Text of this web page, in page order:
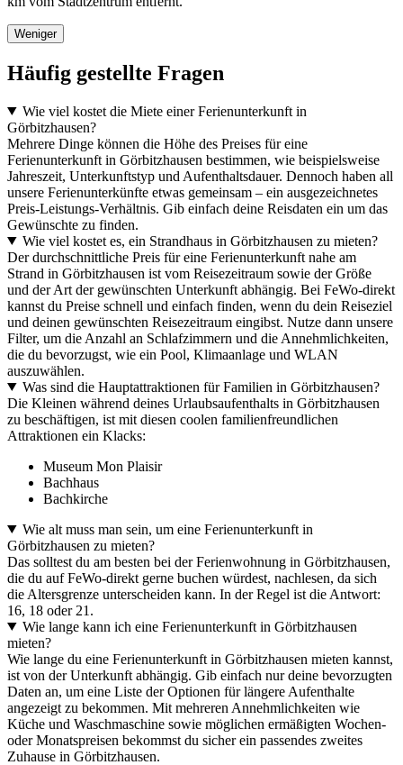
Weniger
Häufig gestellte Fragen
Wie viel kostet die Miete einer Ferienunterkunft in
Görbitzhausen?
Mehrere Dinge können die Höhe des Preises für eine
Ferienunterkunft in Görbitzhausen bestimmen, wie beispielsweise
Jahreszeit, Unterkunftstyp und Aufenthaltsdauer. Dennoch haben all
unsere Ferienunterkünfte etwas gemeinsam – ein ausgezeichnetes
Preis-Leistungs-Verhältnis. Gib einfach deine Reisdaten ein um das
Gewünschte zu finden.
Wie viel kostet es, ein Strandhaus in Görbitzhausen zu mieten?
Der durchschnittliche Preis für eine Ferienunterkunft nahe am
Strand in Görbitzhausen ist vom Reisezeitraum sowie der Größe
und der Art der gewünschten Unterkunft abhängig. Bei FeWo-direkt
kannst du Preise schnell und einfach finden, wenn du dein Reiseziel
und deinen gewünschten Reisezeitraum eingibst. Nutze dann unsere
Filter, um die Anzahl an Schlafzimmern und die Annehmlichkeiten,
die du bevorzugst, wie ein Pool, Klimaanlage und WLAN
auszuwählen.
Was sind die Hauptattraktionen für Familien in Görbitzhausen?
Die Kleinen während deines Urlaubsaufenthalts in Görbitzhausen
zu beschäftigen, ist mit diesen coolen familienfreundlichen
Attraktionen ein Klacks:
Museum Mon Plaisir
Bachhaus
Bachkirche
Wie alt muss man sein, um eine Ferienunterkunft in
Görbitzhausen zu mieten?
Das solltest du am besten bei der Ferienwohnung in Görbitzhausen,
die du auf FeWo-direkt gerne buchen würdest, nachlesen, da sich
die Altersgrenze unterscheiden kann. In der Regel ist die Antwort:
16, 18 oder 21.
Wie lange kann ich eine Ferienunterkunft in Görbitzhausen
mieten?
Wie lange du eine Ferienunterkunft in Görbitzhausen mieten kannst,
ist von der Unterkunft abhängig. Gib einfach nur deine bevorzugten
Daten an, um eine Liste der Optionen für längere Aufenthalte
angezeigt zu bekommen. Mit mehreren Annehmlichkeiten wie
Küche und Waschmaschine sowie möglichen ermäßigten Wochen-
oder Monatspreisen bekommst du sicher ein passendes zweites
Zuhause in Görbitzhausen.